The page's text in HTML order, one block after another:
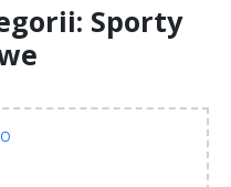
Sporty